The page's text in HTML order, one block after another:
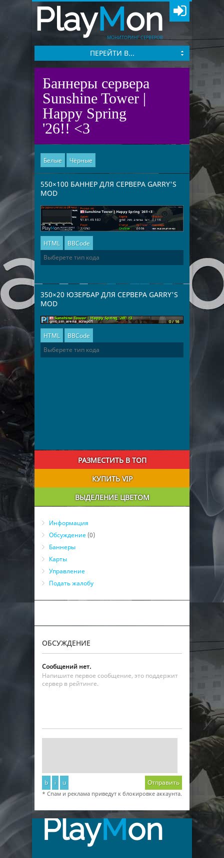
PlayMon
МОНИТОРИНГ СЕРВЕРОВ
ПЕРЕЙТИ В...
Баннеры сервера
Sunshine Tower |
Happy Spring
'26!! <3
Белые Чёрные
550×100 БАННЕР ДЛЯ СЕРВЕРА GARRY'S
MOD
HTML BBCode
350×20 ЮЗЕРБАР ДЛЯ СЕРВЕРА GARRY'S
MOD
HTML BBCode
РАЗМЕСТИТЬ В ТОП
КУПИТЬ VIP
ВЫДЕЛЕНИЕ ЦВЕТОМ
Информация
Обсуждение (0)
Баннеры
Карты
Управление
Подать жалобу
ОБСУЖДЕНИЕ
Сообщений нет.
Напишите первое сообщение, это поддержит
сервер в рейтинге.
b i u Отправить
* Спам и реклама приведут к блокировке аккаунта.
PlayMon